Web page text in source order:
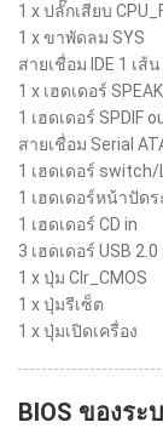
1 x ปลั๊กเสียบ
1 x ขาพัดลม SYS
สายเชื่อม IDE 1 เส้น
1 x เฮดเดอร์ SPEAK
1 เฮดเดอร์ SPDIF
สายเชื่อม Serial
1 เฮดเดอร์
1 เฮดเดอร์หน้าปัด
1 เฮดเดอร์ CD in
3 เฮดเดอร์ USB
1 x ปุ่ม Clr_CMOS
1 x ปุ่มรีเซ็ต
1 x ปุ่มเปิดเครื่อง
BIOS ของระ